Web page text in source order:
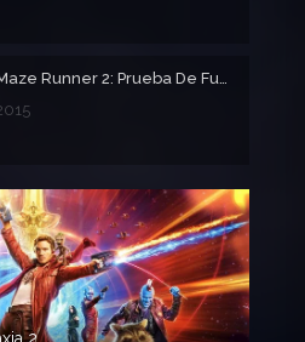
60 FPS – Maze Runner 2: Prueba De Fuego
2